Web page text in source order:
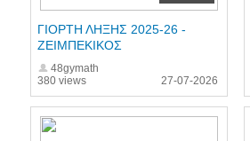
380 views
ΓΙΟΡΤΗ ΛΗΞΗΣ 2025-26 -
ΖΕΙΜΠΕΚΙΚΟΣ
48gymath
27-07-2026